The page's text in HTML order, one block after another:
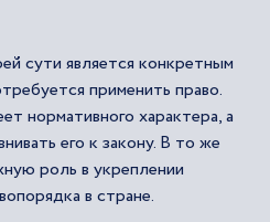
сути является конкретным
применить право.
нормативного характера, а
его к закону. В то же
роль в укреплении
в стране.